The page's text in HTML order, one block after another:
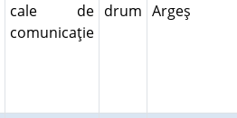
cale de
comunicaţie
drum Argeş